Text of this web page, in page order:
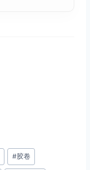
#胶卷